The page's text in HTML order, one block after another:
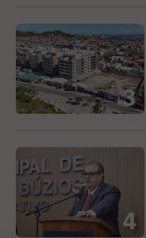
3
4